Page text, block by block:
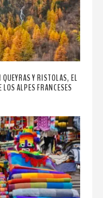
Y RISTOLAS, EL
ALPES FRANCESES